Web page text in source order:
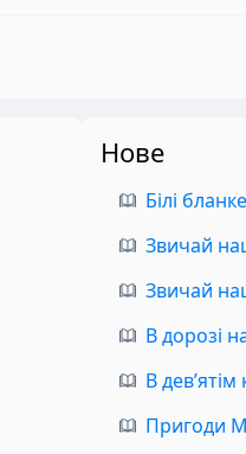
Нове
Білі
Звичай
Звичай
В дорозі
В дев’ятім
Пригоди